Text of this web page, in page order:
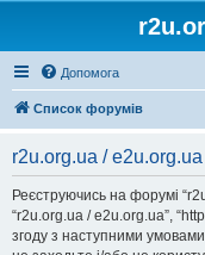
Допомога
Список форумів
r2u.org.ua /
Реєструючись на форумі
“r2u.org.ua / e2u.org.ua”,
згоду з наступними